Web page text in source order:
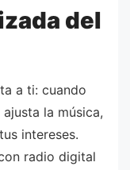
del
a ti: cuando
la música,
intereses.
radio digital